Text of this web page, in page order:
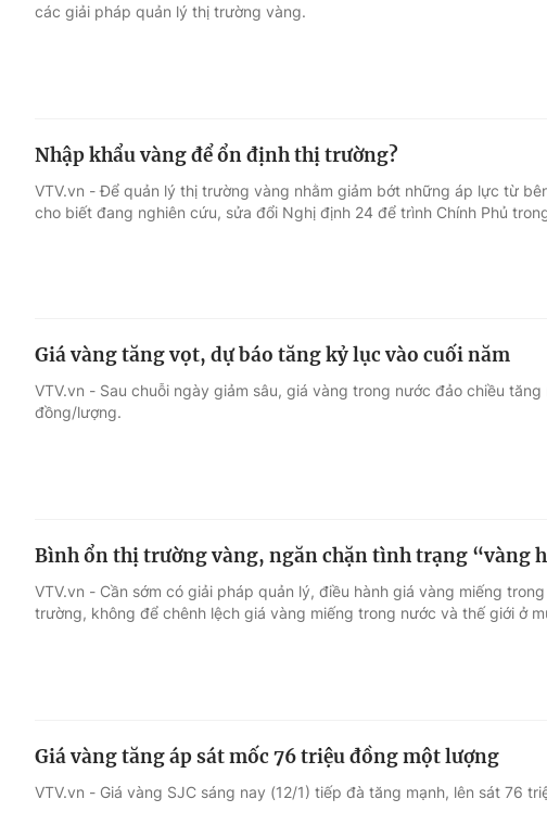
các giải pháp quản lý thị trường vàng.
Nhập khẩu vàng để ổn định thị trường?
VTV.vn - Để quản lý thị trường vàng nhằm giảm bớt những áp lực từ
cho biết đang nghiên cứu, sửa đổi Nghị định 24 để trình Chính Phủ
Giá vàng tăng vọt, dự báo tăng kỷ lục vào cuối năm
VTV.vn - Sau chuỗi ngày giảm sâu, giá vàng trong nước đảo chiều
đồng/lượng.
Bình ổn thị trường vàng, ngăn chặn tình trạng “vàng
VTV.vn - Cần sớm có giải pháp quản lý, điều hành giá vàng miếng
trường, không để chênh lệch giá vàng miếng trong nước và thế giới ở
Giá vàng tăng áp sát mốc 76 triệu đồng một lượng
VTV.vn - Giá vàng SJC sáng nay (12/1) tiếp đà tăng mạnh, lên sát 76